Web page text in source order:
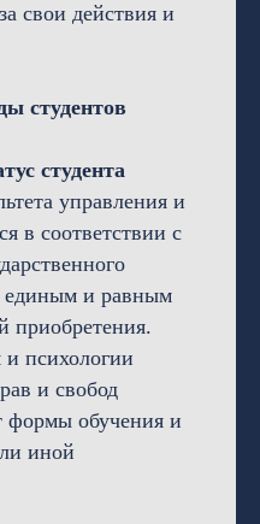
свои действия и
студентов
студента
управления и
в соответствии с
единым и равным
приобретения.
и психологии
и свобод
формы обучения и
иной